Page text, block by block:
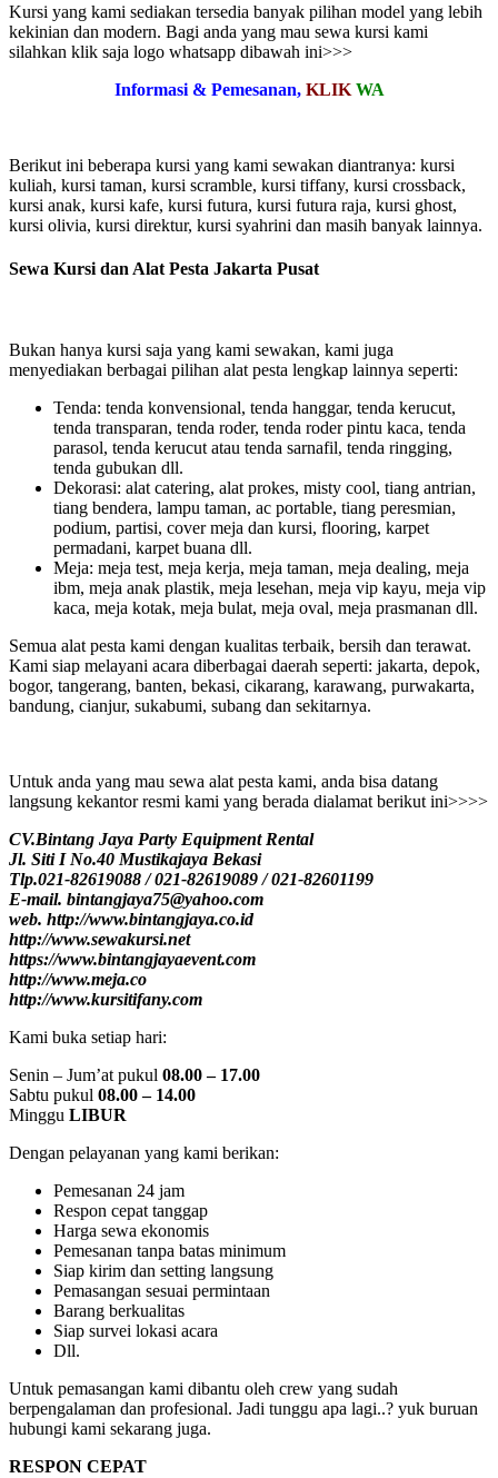
Kursi yang kami sediakan tersedia banyak pilihan model yang lebih
kekinian dan modern. Bagi anda yang mau sewa kursi kami
silahkan klik saja logo whatsapp dibawah ini>>>
Informasi & Pemesanan, KLIK WA
Berikut ini beberapa kursi yang kami sewakan diantranya: kursi
kuliah, kursi taman, kursi scramble, kursi tiffany, kursi crossback,
kursi anak, kursi kafe, kursi futura, kursi futura raja, kursi ghost,
kursi olivia, kursi direktur, kursi syahrini dan masih banyak lainnya.
Sewa Kursi dan Alat Pesta Jakarta Pusat
Bukan hanya kursi saja yang kami sewakan, kami juga
menyediakan berbagai pilihan alat pesta lengkap lainnya seperti:
Tenda: tenda konvensional, tenda hanggar, tenda kerucut,
tenda transparan, tenda roder, tenda roder pintu kaca, tenda
parasol, tenda kerucut atau tenda sarnafil, tenda ringging,
tenda gubukan dll.
Dekorasi: alat catering, alat prokes, misty cool, tiang antrian,
tiang bendera, lampu taman, ac portable, tiang peresmian,
podium, partisi, cover meja dan kursi, flooring, karpet
permadani, karpet buana dll.
Meja: meja test, meja kerja, meja taman, meja dealing, meja
ibm, meja anak plastik, meja lesehan, meja vip kayu, meja vip
kaca, meja kotak, meja bulat, meja oval, meja prasmanan dll.
Semua alat pesta kami dengan kualitas terbaik, bersih dan terawat.
Kami siap melayani acara diberbagai daerah seperti: jakarta, depok,
bogor, tangerang, banten, bekasi, cikarang, karawang, purwakarta,
bandung, cianjur, sukabumi, subang dan sekitarnya.
Untuk anda yang mau sewa alat pesta kami, anda bisa datang
langsung kekantor resmi kami yang berada dialamat berikut ini>>>>
CV.Bintang Jaya Party Equipment Rental
Jl. Siti I No.40 Mustikajaya Bekasi
Tlp.021-82619088 / 021-82619089 / 021-82601199
E-mail. bintangjaya75@yahoo.com
web. http://www.bintangjaya.co.id
http://www.sewakursi.net
https://www.bintangjayaevent.com
http://www.meja.co
http://www.kursitifany.com
Kami buka setiap hari:
Senin – Jum’at pukul 08.00 – 17.00
Sabtu pukul 08.00 – 14.00
Minggu LIBUR
Dengan pelayanan yang kami berikan:
Pemesanan 24 jam
Respon cepat tanggap
Harga sewa ekonomis
Pemesanan tanpa batas minimum
Siap kirim dan setting langsung
Pemasangan sesuai permintaan
Barang berkualitas
Siap survei lokasi acara
Dll.
Untuk pemasangan kami dibantu oleh crew yang sudah
berpengalaman dan profesional. Jadi tunggu apa lagi..? yuk buruan
hubungi kami sekarang juga.
RESPON CEPAT